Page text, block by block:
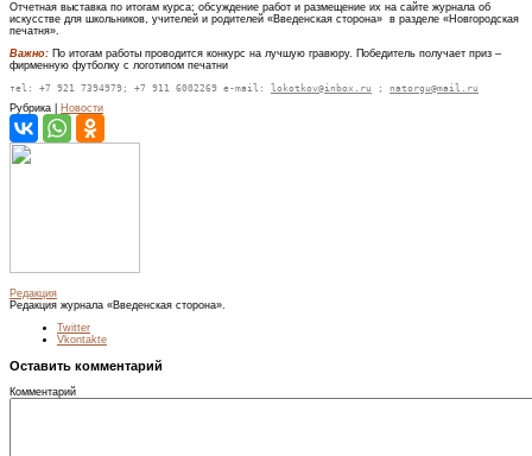
Отчетная выставка по итогам курса; обсуждение работ и размещение их на сайте журнала об
искусстве для школьников, учителей и родителей «Введенская сторона» в разделе «Новгородская
печатня».
Важно: По итогам работы проводится конкурс на лучшую гравюру. Победитель получает приз –
фирменную футболку с логотипом печатни
тel: +7 921 7394979; +7 911 6002269 e-mail: lokotkov@inbox.ru ; natorgu@mail.ru
Рубрика | Новости
Редакция
Редакция журнала «Введенская сторона».
Twitter
Vkontakte
Оставить комментарий
Комментарий